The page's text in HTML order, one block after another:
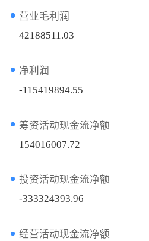
营业毛利润
42188511.03
净利润
-115419894.55
筹资活动现金流净额
154016007.72
投资活动现金流净额
-333324393.96
经营活动现金流净额